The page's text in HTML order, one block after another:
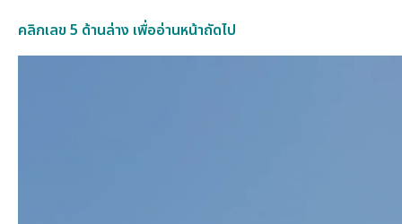
คลิกเลข 5 ด้านล่าง เพื่ออ่านหน้าถัดไป